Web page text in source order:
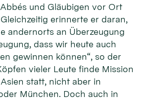
und Gläubigen vor Ort
erinnerte er daran,
andernorts an Überzeugung
dass wir heute auch
gewinnen können“, so der
vieler Leute finde Mission
statt, nicht aber in
München. Doch auch in